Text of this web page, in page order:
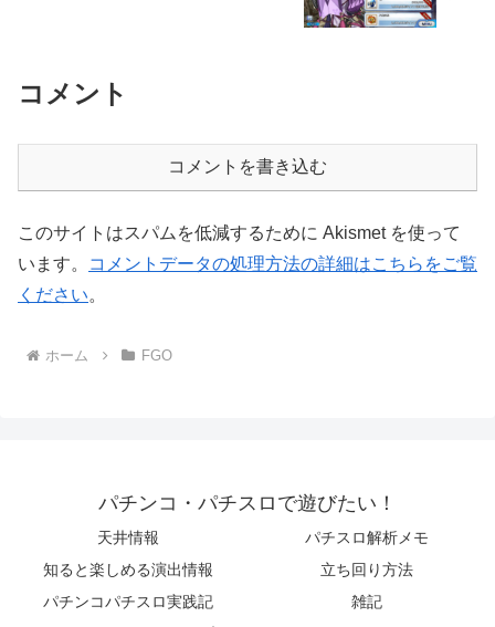
コメント
コメントを書き込む
このサイトはスパムを低減するために Akismet を使って
います。
コメントデータの処理方法の詳細はこちらをご覧
ください。
ホーム FGO
パチンコ・パチスロで遊びたい！
天井情報
パチスロ解析メモ
知ると楽しめる演出情報
立ち回り方法
パチンコパチスロ実践記
雑記